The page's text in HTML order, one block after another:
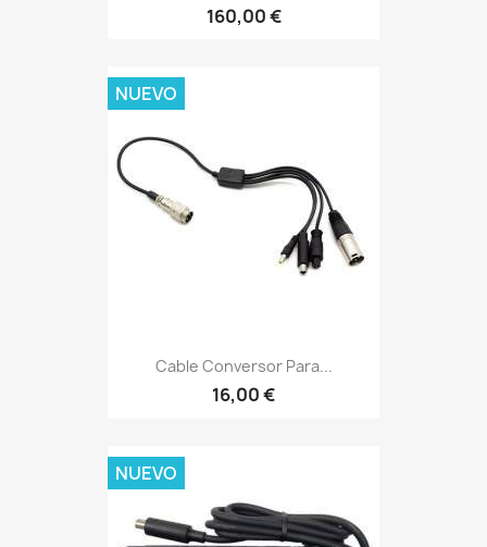
160,00 €
Cable Conversor Para...
16,00 €
NUEVO
NUEVO